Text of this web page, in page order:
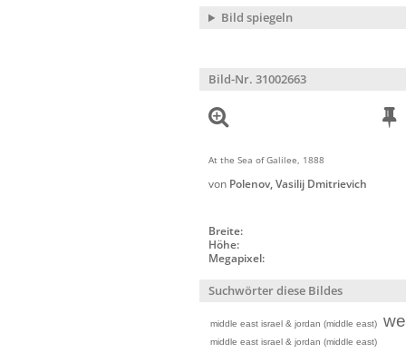
Bild spiegeln
Bild-Nr. 31002663
At the Sea of Galilee, 1888
von Polenov, Vasilij Dmitrievich
Breite:
Höhe:
Megapixel:
Suchwörter diese Bildes
middle east israel & jordan (middle east)
middle east israel & jordan (middle east)